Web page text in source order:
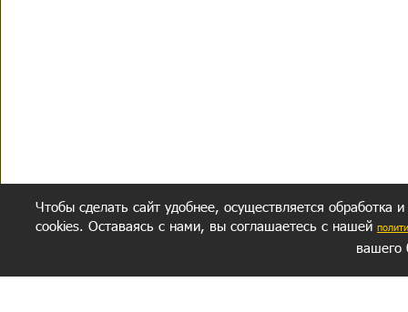
Чтобы сделать сайт удобнее, осуществляется обработка
cookies. Оставаясь с нами, вы соглашаетесь с нашей
вашего